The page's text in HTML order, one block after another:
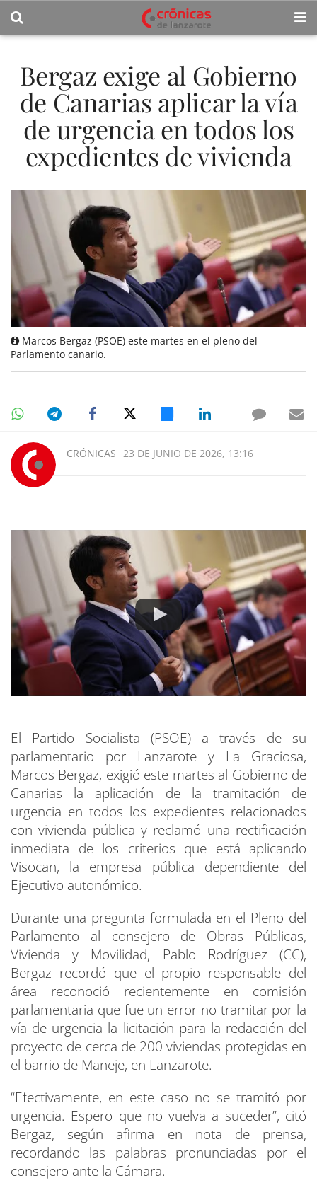
Bergaz exige al Gobierno
de Canarias aplicar la vía
de urgencia en todos los
expedientes de vivienda
Marcos Bergaz (PSOE) este martes en el pleno del
Parlamento canario.
CRÓNICAS 23 DE JUNIO DE 2026, 13:16
El Partido Socialista (PSOE) a través de su
parlamentario por Lanzarote y La Graciosa,
Marcos Bergaz, exigió este martes al Gobierno de
Canarias la aplicación de la tramitación de
urgencia en todos los expedientes relacionados
con vivienda pública y reclamó una rectificación
inmediata de los criterios que está aplicando
Visocan, la empresa pública dependiente del
Ejecutivo autonómico.
Durante una pregunta formulada en el Pleno del
Parlamento al consejero de Obras Públicas,
Vivienda y Movilidad, Pablo Rodríguez (CC),
Bergaz recordó que el propio responsable del
área reconoció recientemente en comisión
parlamentaria que fue un error no tramitar por la
vía de urgencia la licitación para la redacción del
proyecto de cerca de 200 viviendas protegidas en
el barrio de Maneje, en Lanzarote.
“Efectivamente, en este caso no se tramitó por
urgencia. Espero que no vuelva a suceder”, citó
Bergaz, según afirma en nota de prensa,
recordando las palabras pronunciadas por el
consejero ante la Cámara.